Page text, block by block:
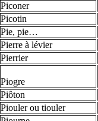
Piconer
Picotin
Pie, pie…
Pierre à lévier
Pierrier
Piogre
Piôton
Piouler ou tiouler